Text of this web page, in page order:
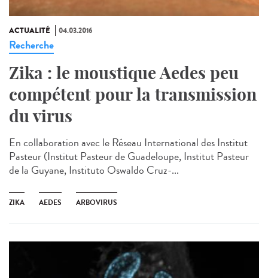
ACTUALITÉ 04.03.2016
Recherche
Zika : le moustique Aedes peu
compétent pour la transmission
du virus
En collaboration avec le Réseau International des Institut
Pasteur (Institut Pasteur de Guadeloupe, Institut Pasteur
de la Guyane, Instituto Oswaldo Cruz-...
ZIKA AEDES ARBOVIRUS